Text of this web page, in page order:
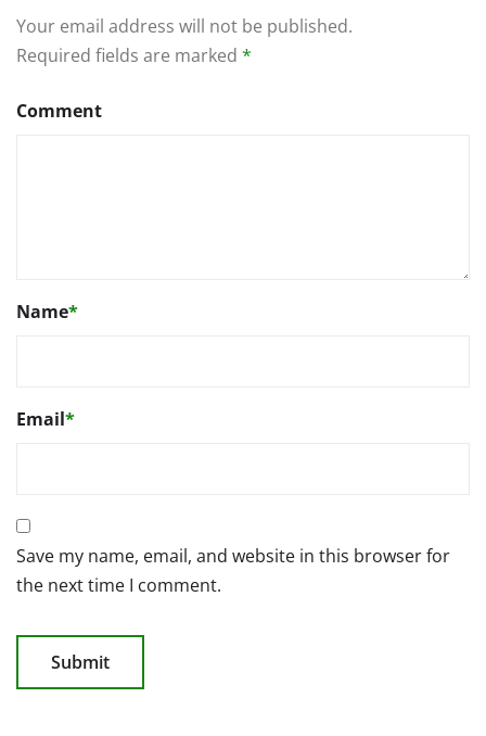
Your email address will not be published.
Required fields are marked *
Comment
Name*
Email*
Save my name, email, and website in this browser for
the next time I comment.